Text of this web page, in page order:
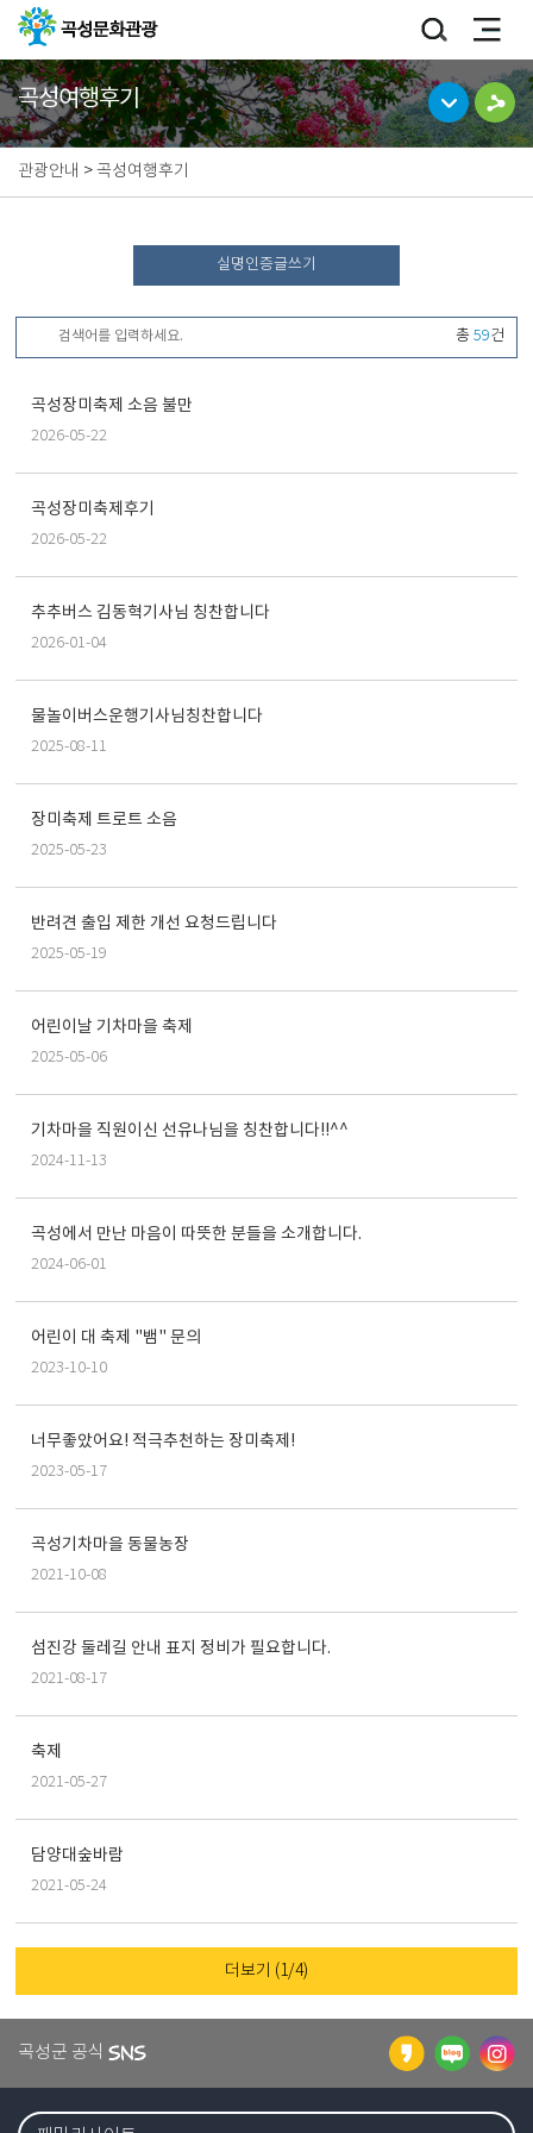
곡성여행후기
관광안내 >곡성여행후기
실명인증글쓰기
총 59건
곡성장미축제 소음 불만
2026-05-22
곡성장미축제후기
2026-05-22
추추버스 김동혁기사님 칭찬합니다
2026-01-04
물놀이버스운행기사님칭찬합니다
2025-08-11
장미축제 트로트 소음
2025-05-23
반려견 출입 제한 개선 요청드립니다
2025-05-19
어린이날 기차마을 축제
2025-05-06
기차마을 직원이신 선유나님을 칭찬합니다!!^^
2024-11-13
곡성에서 만난 마음이 따뜻한 분들을 소개합니다.
2024-06-01
어린이 대 축제 "뱀" 문의
2023-10-10
너무좋았어요! 적극추천하는 장미축제!
2023-05-17
곡성기차마을 동물농장
2021-10-08
섬진강 둘레길 안내 표지 정비가 필요합니다.
2021-08-17
축제
2021-05-27
담양대숲바람
2021-05-24
더보기 (1/4)
곡성군 공식